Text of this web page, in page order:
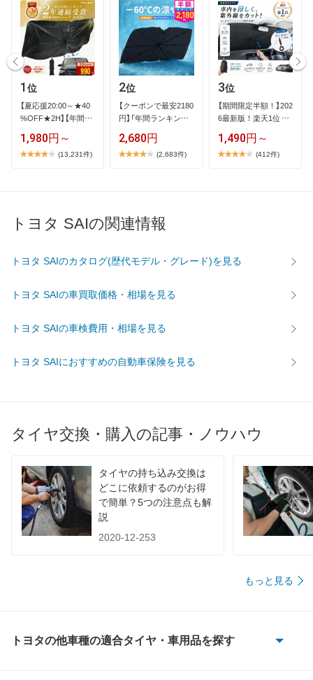
1 位
【​夏​応​援​2​0​:​0​0​～​★​4​0​
%​O​F​F​★​2​H​】​【​年​間​ラ​
1,980円～
(13,231件)
2位
【​ク​ー​ポ​ン​で​最​安​2​1​8​0​
円​】​「​年​間​ラ​ン​キ​ン​…
2,680円
(2,683件)
3位
【​期​間​限​定​半​額​！​】​2​0​2​
6​最​新​版​！​楽​天​1​位​ ​…
1,490円～
(412件)
トヨタ SAIの関連情報
トヨタ SAIのカタログ(歴代モデル・グレード)を見る
トヨタ SAIの車買取価格・相場を見る
トヨタ SAIの車検費用・相場を見る
トヨタ SAIにおすすめの自動車保険を見る
タイヤ交換・購入の記事・ノウハウ
タイヤの持ち込み交換は
どこに依頼するのがお得
で簡単？5つの注意点も解
説
2020-12-253
もっと見る
トヨタの他車種の適合タイヤ・車用品を探す